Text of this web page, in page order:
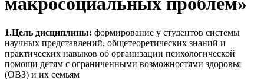
1.Цель дисциплины: формирование у студентов системы
научных представлений, общетеоретических знаний и
практических навыков об организации психологической
помощи детям с ограниченными возможностями здоровья
(ОВЗ) и их семьям